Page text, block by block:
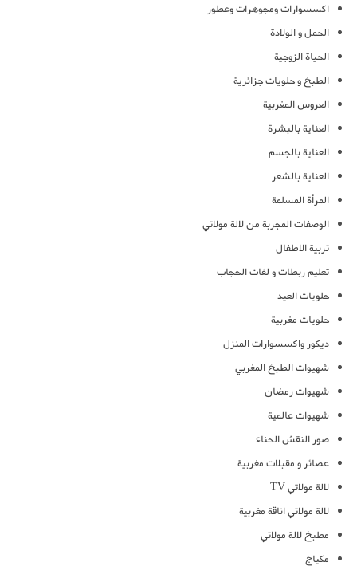
اكسسوارات ومجوهرات وعطور
الحمل و الولادة
الحياة الزوجية
الطبخ و حلويات جزائرية
العروس المغربية
العناية بالبشرة
العناية بالجسم
العناية بالشعر
المرأة المسلمة
الوصفات المجربة من لالة مولاتي
تربية الاطفال
تعليم ربطات و لفات الحجاب
حلويات العيد
حلويات مغربية
ديكور واكسسوارات المنزل
شهيوات الطبخ المغربي
شهيوات رمضان
شهيوات عالمية
صور النقش الحناء
عصائر و مقبلات مغربية
لالة مولاتي TV
لالة مولاتي اناقة مغربية
مطبخ لالة مولاتي
مكياج